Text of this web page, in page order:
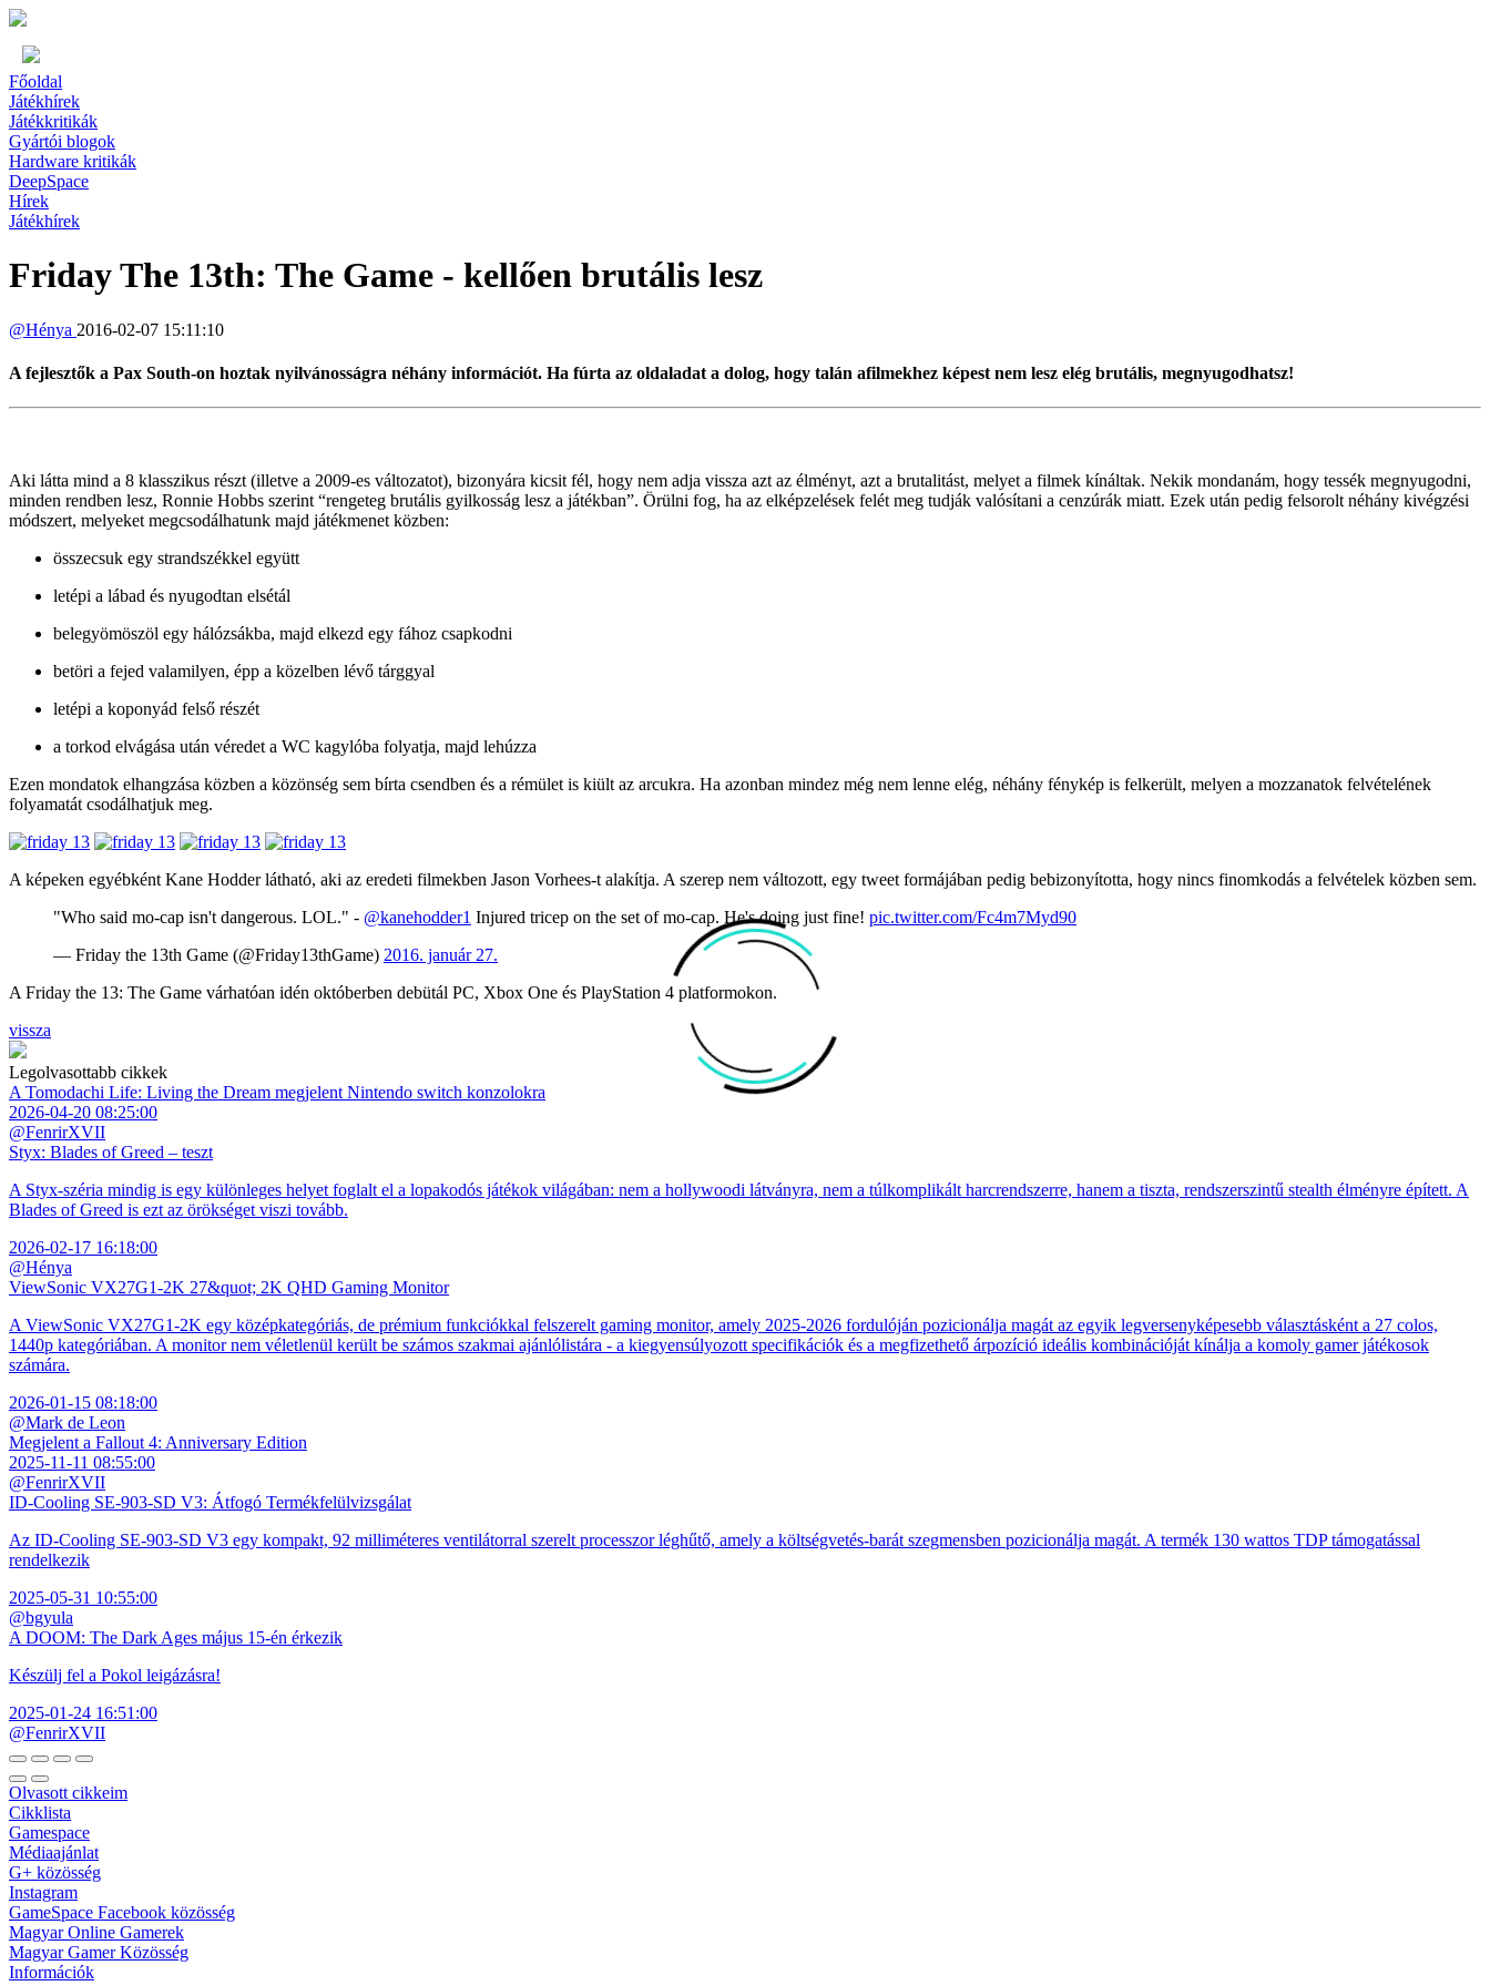
Főoldal
Játékhírek
Játékkritikák
Gyártói blogok
Hardware kritikák
DeepSpace
Hírek
Játékhírek
Friday The 13th: The Game - kellően brutális lesz
@Hénya 2016-02-07 15:11:10
A fejlesztők a Pax South-on hoztak nyilvánosságra néhány információt. Ha fúrta az oldaladat a dolog, hogy talán afilmekhez képest nem lesz elég brutális, megnyugodhatsz!
Aki látta mind a 8 klasszikus részt (illetve a 2009-es változatot), bizonyára kicsit fél, hogy nem adja vissza azt az élményt, azt a brutalitást, melyet a filmek kínáltak. Nekik mondanám, hogy tessék megnyugodni,
minden rendben lesz, Ronnie Hobbs szerint “rengeteg brutális gyilkosság lesz a játékban”. Örülni fog, ha az elképzelések felét meg tudják valósítani a cenzúrák miatt. Ezek után pedig felsorolt néhány kivégzési
módszert, melyeket megcsodálhatunk majd játékmenet közben:
összecsuk egy strandszékkel együtt
letépi a lábad és nyugodtan elsétál
belegyömöszöl egy hálózsákba, majd elkezd egy fához csapkodni
betöri a fejed valamilyen, épp a közelben lévő tárggyal
letépi a koponyád felső részét
a torkod elvágása után véredet a WC kagylóba folyatja, majd lehúzza
Ezen mondatok elhangzása közben a közönség sem bírta csendben és a rémület is kiült az arcukra. Ha azonban mindez még nem lenne elég, néhány fénykép is felkerült, melyen a mozzanatok felvételének
folyamatát csodálhatjuk meg.
A képeken egyébként Kane Hodder látható, aki az eredeti filmekben Jason Vorhees-t alakítja. A szerep nem változott, egy tweet formájában pedig bebizonyította, hogy nincs finomkodás a felvételek közben sem.
"Who said mo-cap isn't dangerous. LOL." - @kanehodder1 Injured tricep on the set of mo-cap. He's doing just fine! pic.twitter.com/Fc4m7Myd90
— Friday the 13th Game (@Friday13thGame) 2016. január 27.
A Friday the 13: The Game várhatóan idén októberben debütál PC, Xbox One és PlayStation 4 platformokon.
vissza
Legolvasottabb cikkek
A Tomodachi Life: Living the Dream megjelent Nintendo switch konzolokra
2026-04-20 08:25:00
@FenrirXVII
Styx: Blades of Greed – teszt
A Styx-széria mindig is egy különleges helyet foglalt el a lopakodós játékok világában: nem a hollywoodi látványra, nem a túlkomplikált harcrendszerre, hanem a tiszta, rendszerszintű stealth élményre épített. A
Blades of Greed is ezt az örökséget viszi tovább.
2026-02-17 16:18:00
@Hénya
ViewSonic VX27G1-2K 27&quot; 2K QHD Gaming Monitor
A ViewSonic VX27G1-2K egy középkategóriás, de prémium funkciókkal felszerelt gaming monitor, amely 2025-2026 fordulóján pozicionálja magát az egyik legversenyképesebb választásként a 27 colos,
1440p kategóriában. A monitor nem véletlenül került be számos szakmai ajánlólistára - a kiegyensúlyozott specifikációk és a megfizethető árpozíció ideális kombinációját kínálja a komoly gamer játékosok
számára.
2026-01-15 08:18:00
@Mark de Leon
Megjelent a Fallout 4: Anniversary Edition
2025-11-11 08:55:00
@FenrirXVII
ID-Cooling SE-903-SD V3: Átfogó Termékfelülvizsgálat
Az ID-Cooling SE-903-SD V3 egy kompakt, 92 milliméteres ventilátorral szerelt processzor léghűtő, amely a költségvetés-barát szegmensben pozicionálja magát. A termék 130 wattos TDP támogatással
rendelkezik
2025-05-31 10:55:00
@bgyula
A DOOM: The Dark Ages május 15-én érkezik
Készülj fel a Pokol leigázásra!
2025-01-24 16:51:00
@FenrirXVII
Olvasott cikkeim
Cikklista
Gamespace
Médiaajánlat
G+ közösség
Instagram
GameSpace Facebook közösség
Magyar Online Gamerek
Magyar Gamer Közösség
Információk